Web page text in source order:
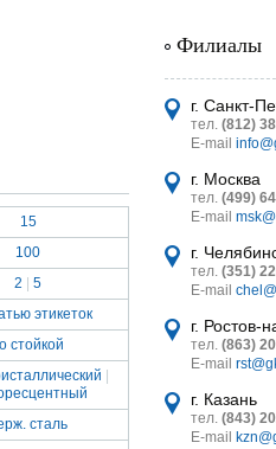
MINI
15
100
2
5
этикеток
стойкой
сталь
Филиалы
г. Санкт-
тел. (812)
E-mail
г. Москва
тел. (499)
E-mail
г.
тел. (351)
E-mail
г. Ростов-
тел. (863)
E-mail
г. Казань
тел. (843)
E-mail